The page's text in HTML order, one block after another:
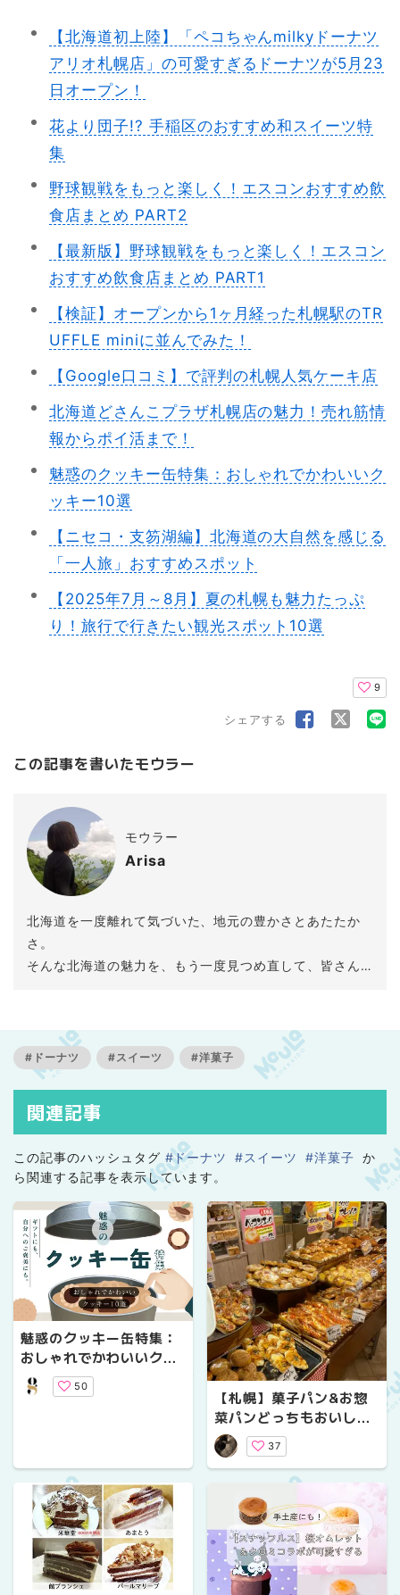
【北海道初上陸】「ペコちゃんmilkyドーナツ
アリオ札幌店」の可愛すぎるドーナツが5月23
日オープン！
花より団子!? 手稲区のおすすめ和スイーツ特
集
野球観戦をもっと楽しく！エスコンおすすめ飲
食店まとめ PART2
【最新版】野球観戦をもっと楽しく！エスコン
おすすめ飲食店まとめ PART1
【検証】オープンから1ヶ月経った札幌駅のTR
UFFLE miniに並んでみた！
【Google口コミ】で評判の札幌人気ケーキ店
北海道どさんこプラザ札幌店の魅力！売れ筋情
報からポイ活まで！
魅惑のクッキー缶特集：おしゃれでかわいいク
ッキー10選
【ニセコ・支笏湖編】北海道の大自然を感じる
「一人旅」おすすめスポット
【2025年7月～8月】夏の札幌も魅力たっぷ
り！旅行で行きたい観光スポット10選
9
シェアする
この記事を書いたモウラー
モウラー
Arisa
北海道を一度離れて気づいた、地元の豊かさとあたたか
さ。
そんな北海道の魅力を、もう一度見つめ直して、皆さん
#ドーナツ #スイーツ #洋菓子
関連記事
この記事のハッシュタグ #ドーナツ #スイーツ #洋菓子 か
ら関連する記事を表示しています。
魅惑のクッキー缶特集：
おしゃれでかわいいクッ
キー10選50
【札幌】菓子パン&お惣
菜パンどっちもおいしい
パン屋さん３選
37